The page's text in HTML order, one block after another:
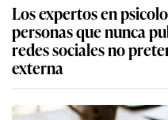
Los expertos en
personas que nunca
redes sociales no
externa